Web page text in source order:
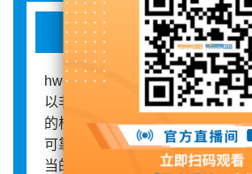
hw+空气断路
hw+系列空气断路器结构紧凑，
以非常便捷地安装到低压开关柜
的核心部件，HW+系列空气断路
可靠的过载、短路等多种保护功
当的模块扩展，可实现整个系统